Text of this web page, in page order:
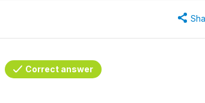
Correct answer